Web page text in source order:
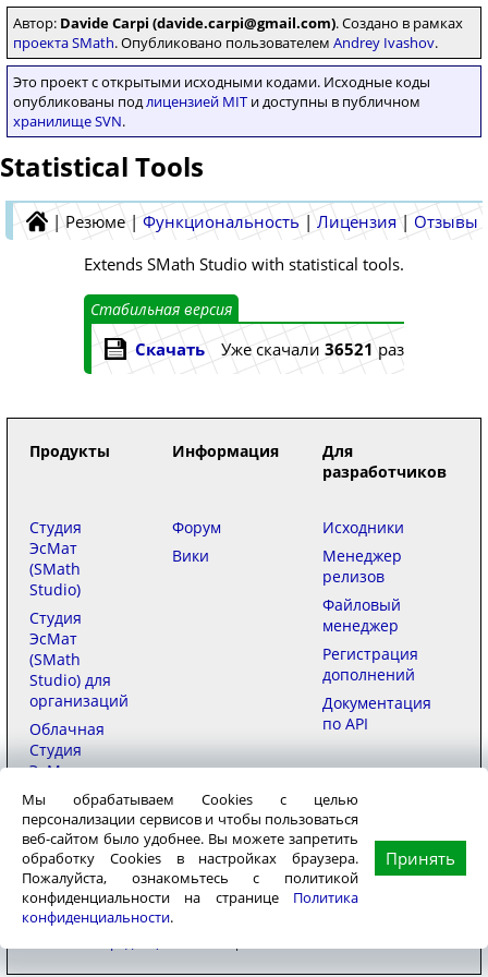
Автор: Davide Carpi (davide.carpi@gmail.com). Создано в рамках
проекта SMath. Опубликовано пользователем Andrey Ivashov.
Это проект с открытыми исходными кодами. Исходные коды
опубликованы подлицензией MIT и доступны в публичном
хранилище SVN.
Мы обрабатываем Cookies с целью
персонализации сервисов и чтобы пользоваться
веб-сайтом было удобнее. Вы можете запретить
обработку Cookies в настройках браузера.
Пожалуйста, ознакомьтесь с политикой
конфиденциальности на странице Политика
конфиденциальности.
Принять
Statistical Tools
| Резюме | Функциональность | Лицензия | Отзывы
Extends SMath Studio with statistical tools.
Стабильная версия
Уже скачали 36521 раз
Скачать
Продукты Информация
Для
разработчиков
Студия
ЭсМат
(SMath
Studio)
Студия
ЭсМат
(SMath
Studio) для
организаций
Облачная
Студия
ЭсМат
(SMath
Studio)
Купить
Форум
Вики
Исходники
Менеджер
релизов
Файловый
менеджер
Регистрация
дополнений
Документация
по API
ООО «ЭсМат»© 2006–2026